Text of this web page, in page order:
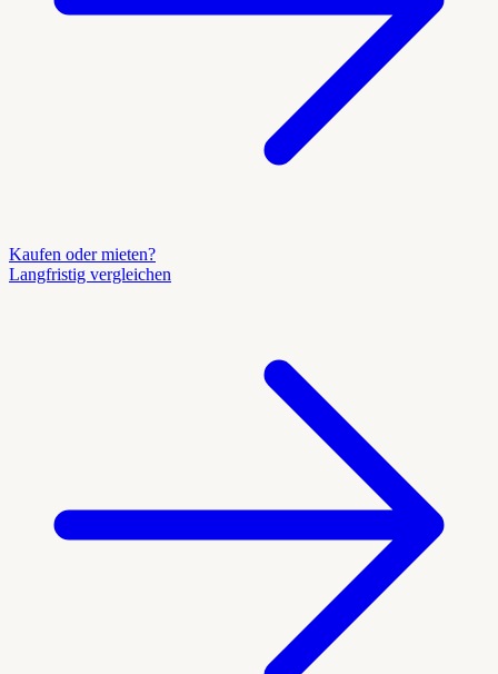
Kaufen oder mieten?
Langfristig vergleichen